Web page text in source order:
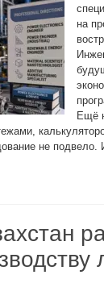
на
Ещё
не подвело.